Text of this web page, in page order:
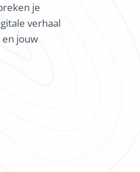
je
verhaal
en jouw